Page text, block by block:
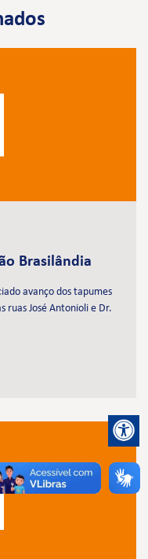
Brasilândia
avanço dos tapumes
ruas José Antonioli e Dr.